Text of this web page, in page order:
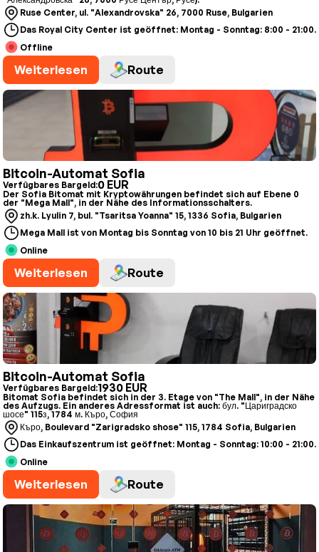
Ruse Center, ul. "Alexandrovska" 26, 7000 Ruse, Bulgarien
Das Royal City Center ist geöffnet: Montag - Sonntag: 8:00 - 21:00.
Offline
Weiterlesen Route
Bitcoin-Automat Sofia
Verfügbares Bargeld:0 EUR
Der Sofia Bitomat mit Kryptowährungen befindet sich auf Ebene 0
der "Mega Mall", in der Nähe des Informationsschalters.
zh.k. Lyulin 7, bul. "Tsaritsa Yoanna" 15, 1336 Sofia, Bulgarien
Mega Mall ist von Montag bis Sonntag von 10 bis 21 Uhr geöffnet.
Online
Weiterlesen Route
Bitcoin-Automat Sofia
Verfügbares Bargeld:1930 EUR
Bitomat Sofia befindet sich in der 3. Etage von "The Mall", in der Nähe
des Aufzugs. Ein anderes Adressformat ist auch: бул. "Цариградско
шосе" 115з, 1784 м. Къро, София
Къро, Boulevard "Zarigradsko shose" 115, 1784 Sofia, Bulgarien
Das Einkaufszentrum ist geöffnet: Montag - Sonntag: 10:00 - 21:00.
Online
Weiterlesen Route